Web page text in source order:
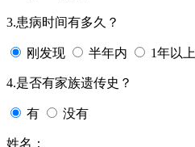
3.患病时间有多久？
刚发现 半年内 1年以上
4.是否有家族遗传史？
有 没有
姓名：